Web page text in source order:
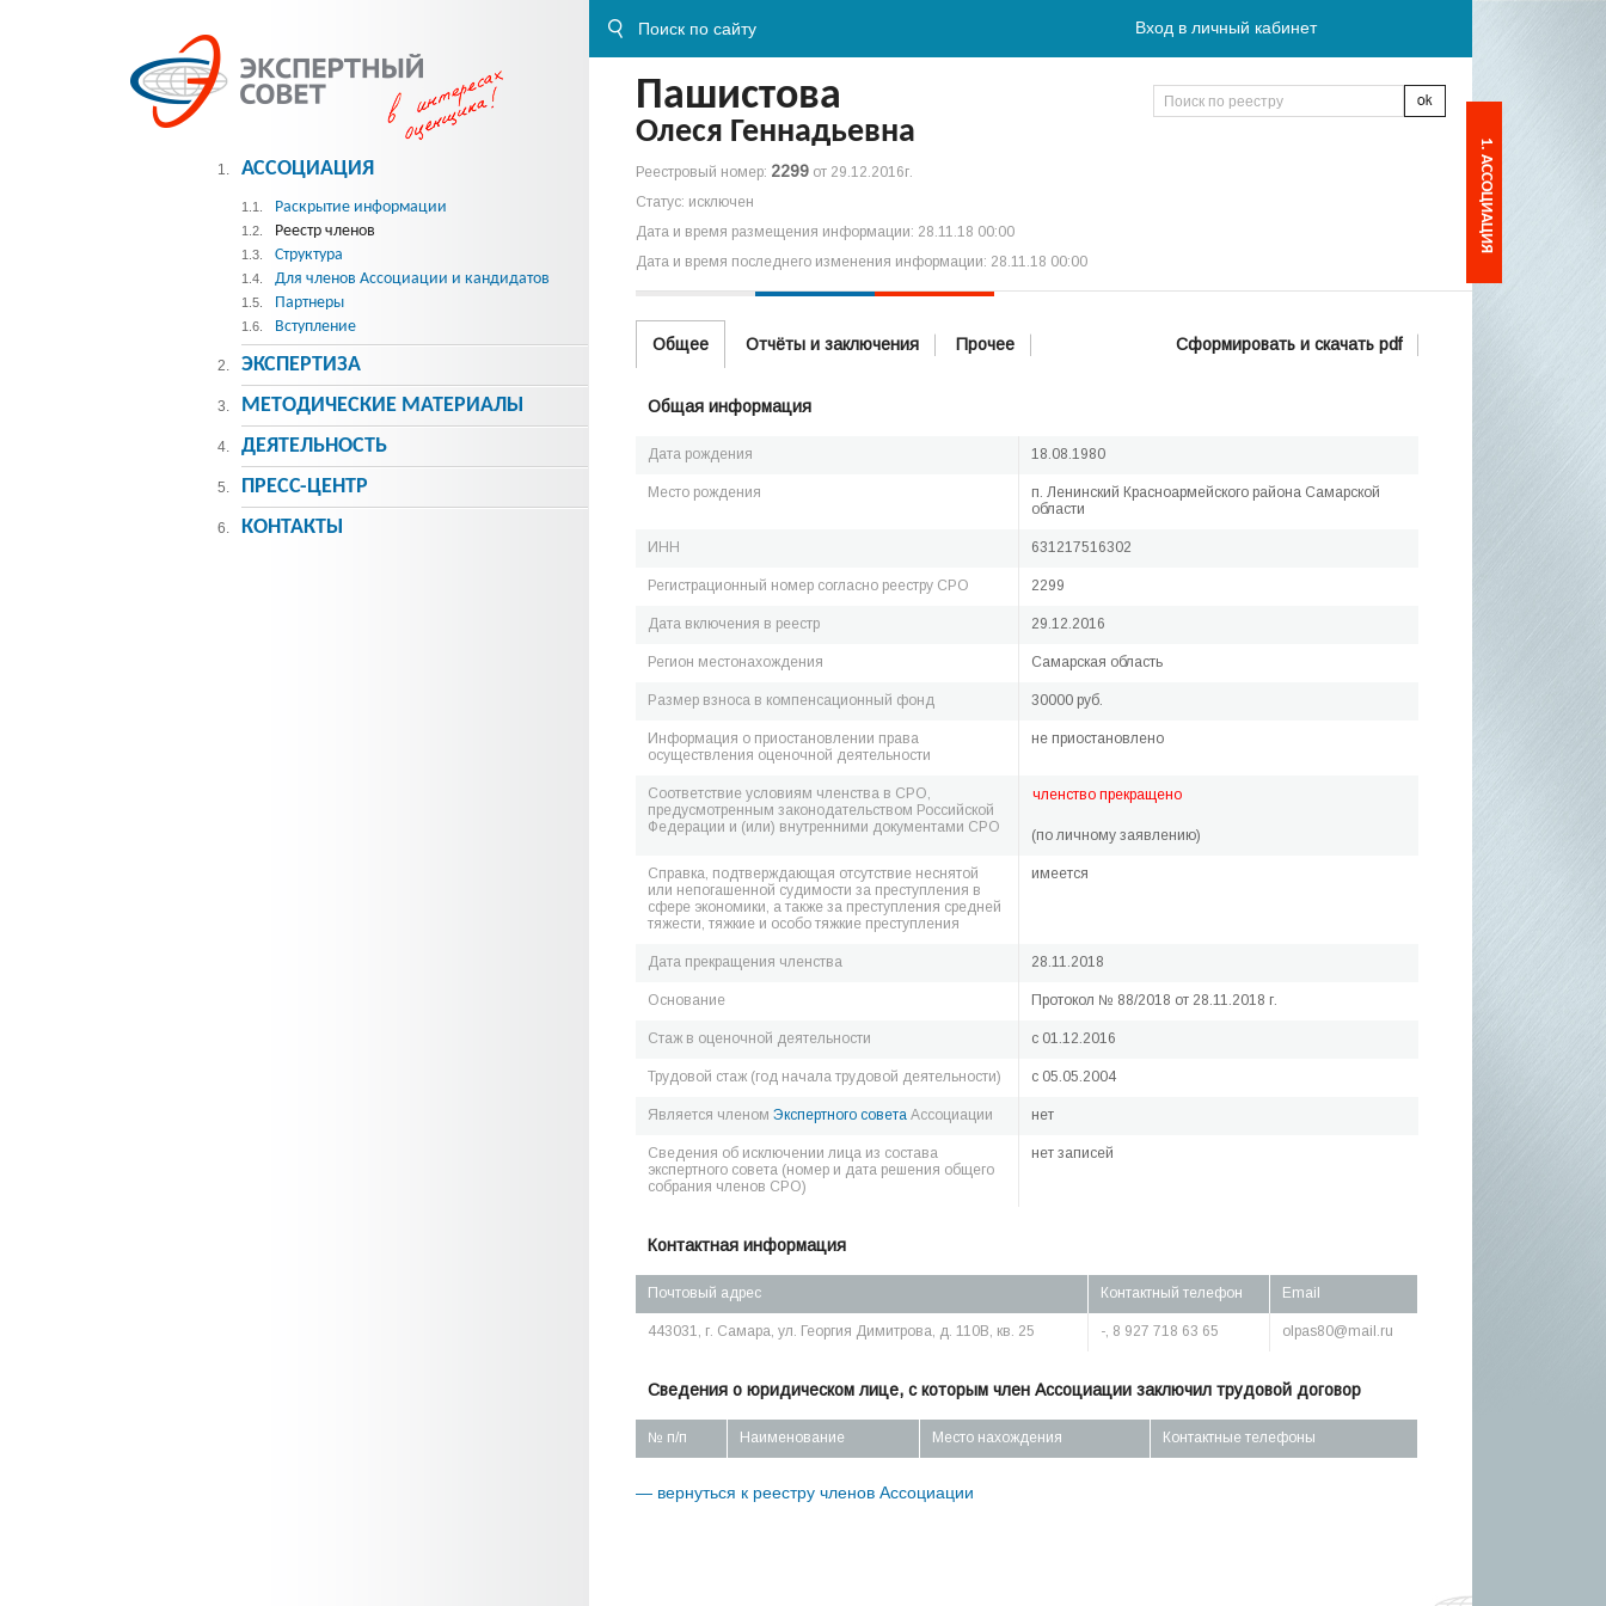
Вход в личный кабинет
Пашистова
Олеся Геннадьевна
Реестровый номер: 2299 от 29.12.2016г.
Статус: исключен
Дата и время размещения информации: 28.11.18 00:00
Дата и время последнего изменения информации: 28.11.18 00:00
Общее Отчёты и заключения Прочее Сформировать и скачать pdf
Общая информация
Дата рождения 18.08.1980
Место рождения
п. Ленинский Красноармейского района Самарской
области
ИНН 631217516302
Регистрационный номер согласно реестру СРО 2299
Дата включения в реестр 29.12.2016
Регион местонахождения Самарская область
Размер взноса в компенсационный фонд 30000 руб.
Информация о приостановлении права
осуществления оценочной деятельности
не приостановлено
Соответствие условиям членства в СРО,
предусмотренным законодательством Российской
Федерации и (или) внутренними документами СРО
членство прекращено
(по личному заявлению)
Справка, подтверждающая отсутствие неснятой
или непогашенной судимости за преступления в
сфере экономики, а также за преступления средней
тяжести, тяжкие и особо тяжкие преступления
имеется
Дата прекращения членства 28.11.2018
Основание Протокол № 88/2018 от 28.11.2018 г.
Стаж в оценочной деятельности c 01.12.2016
Трудовой стаж (год начала трудовой деятельности) c 05.05.2004
Является членом Экспертного совета Ассоциации нет
Сведения об исключении лица из состава
экспертного совета (номер и дата решения общего
собрания членов СРО)
нет записей
Контактная информация
Почтовый адрес Контактный телефон Email
443031, г. Самара, ул. Георгия Димитрова, д. 110В, кв. 25 -, 8 927 718 63 65 olpas80@mail.ru
Сведения о юридическом лице, с которым член Ассоциации заключил трудовой договор
№ п/п Наименование Место нахождения Контактные телефоны
— вернуться к реестру членов Ассоциации
1. АССОЦИАЦИЯ
1.1. Раскрытие информации
1.2. Реестр членов
1.3. Структура
1.4. Для членов Ассоциации и кандидатов
1.5. Партнеры
1.6. Вступление
2. ЭКСПЕРТИЗА
3. МЕТОДИЧЕСКИE МАТЕРИАЛЫ
4. ДЕЯТЕЛЬНОСТЬ
5. ПРЕСС-ЦЕНТР
6. КОНТАКТЫ
1. АССОЦИАЦИЯ